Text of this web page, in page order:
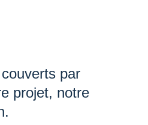
par
projet, notre